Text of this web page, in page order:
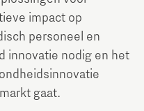
impact op
personeel en
innovatie nodig en het
gaat.